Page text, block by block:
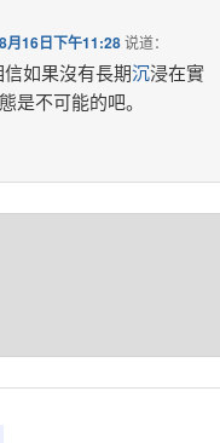
月16日下午11:28说道：
如果沒有長期沉浸在實
是不可能的吧。